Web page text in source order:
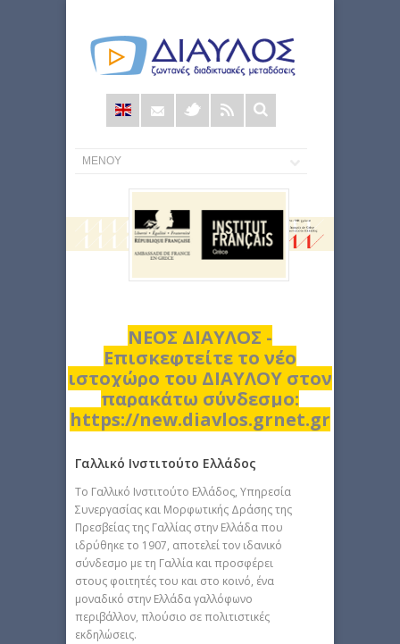
Φόρμα
αναζήτησης
ΝΕΟΣ ΔΙΑΥΛΟΣ -
Επισκεφτείτε το νέο
ιστοχώρο του ΔΙΑΥΛΟΥ στον
παρακάτω σύνδεσμο:
https://new.diavlos.grnet.gr
Γαλλικό Ινστιτούτο Ελλάδος
To Γαλλικό Ινστιτούτο Ελλάδος, Υπηρεσία
Συνεργασίας και Μορφωτικής Δράσης της
Πρεσβείας της Γαλλίας στην Ελλάδα που
ιδρύθηκε το 1907, αποτελεί τον ιδανικό
σύνδεσμο με τη Γαλλία και προσφέρει
στους φοιτητές του και στο κοινό, ένα
μοναδικό στην Ελλάδα γαλλόφωνο
περιβάλλον, πλούσιο σε πολιτιστικές
εκδηλώσεις.